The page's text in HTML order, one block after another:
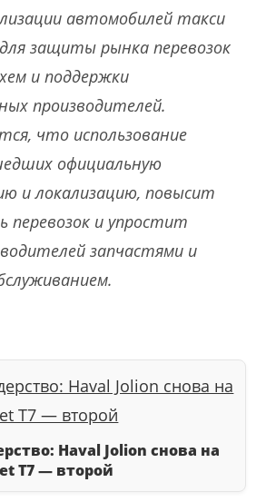
автомобилей такси
защиты рынка перевозок
и поддержки
производителей.
что использование
официальную
и локализацию, повысит
перевозок и упростит
запчастями и
Haval Jolion снова на
T7 — второй